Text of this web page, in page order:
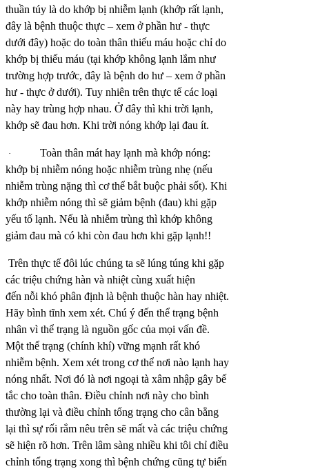
thuần túy là do khớp bị nhiễm lạnh (khớp rất lạnh,
đây là bệnh thuộc thực – xem ở phần hư - thực
dưới đây) hoặc do toàn thân thiếu máu hoặc chỉ do
khớp bị thiếu máu (tại khớp không lạnh lắm như
trường hợp trước, đây là bệnh do hư – xem ở phần
hư - thực ở dưới). Tuy nhiên trên thực tế các loại
này hay trùng hợp nhau. Ở đây thì khi trời lạnh,
khớp sẽ đau hơn. Khi trời nóng khớp lại đau ít.
·
Toàn thân mát hay lạnh mà khớp nóng:
khớp bị nhiễm nóng hoặc nhiễm trùng nhẹ (nếu
nhiễm trùng nặng thì cơ thể bắt buộc phải sốt). Khi
khớp nhiễm nóng thì sẽ giảm bệnh (đau) khi gặp
yếu tố lạnh. Nếu là nhiễm trùng thì khớp không
giảm đau mà có khi còn đau hơn khi gặp lạnh!!
Trên thực tế đôi lúc chúng ta sẽ lúng túng khi gặp
các triệu chứng hàn và nhiệt cùng xuất hiện
đến nỗi khó phân định là bệnh thuộc hàn hay nhiệt.
Hãy bình tĩnh xem xét. Chú ý đến thể trạng bệnh
nhân vì thể trạng là nguồn gốc của mọi vấn đề.
Một thể trạng (chính khí) vững mạnh rất khó
nhiễm bệnh. Xem xét trong cơ thể nơi nào lạnh hay
nóng nhất. Nơi đó là nơi ngoại tà xâm nhập gây bế
tắc cho toàn thân. Điều chỉnh nơi này cho bình
thường lại và điều chỉnh tổng trạng cho cân bằng
lại thì sự rối rắm nêu trên sẽ mất và các triệu chứng
sẽ hiện rõ hơn. Trên lâm sàng nhiều khi tôi chỉ điều
chỉnh tổng trạng xong thì bệnh chứng cũng tự biến